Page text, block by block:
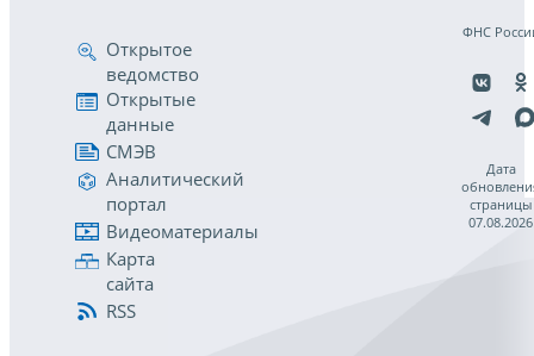
Открытое
ведомство
Открытые
данные
СМЭВ
Аналитический
портал
Видеоматериалы
Карта
сайта
RSS
ФНС
Дата
страницы
07.08.2026